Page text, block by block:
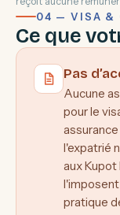
04 — VISA &
Ce que
Pas
Aucune
pour le
l'expatrié
aux
pratique